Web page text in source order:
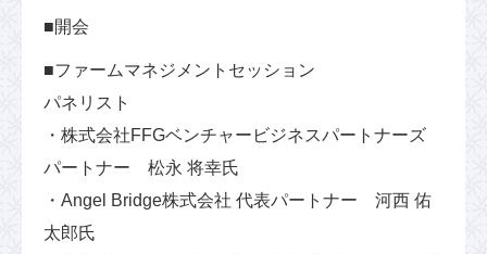
■開会
■ファームマネジメントセッション
パネリスト
・株式会社FFGベンチャービジネスパートナーズ
パートナー 松永 将幸氏
・Angel Bridge株式会社 代表パートナー 河西 佑
太郎氏